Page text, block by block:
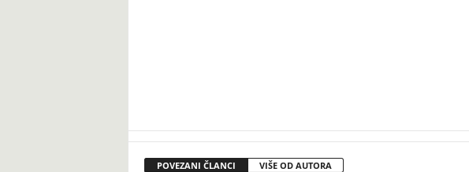
POVEZANI ČLANCI VIŠE OD AUTORA